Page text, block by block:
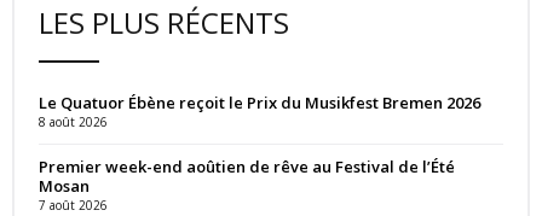
LES PLUS RÉCENTS
Le Quatuor Ébène reçoit le Prix du Musikfest Bremen 2026
8 août 2026
Premier week-end aoûtien de rêve au Festival de l’Été
Mosan
7 août 2026